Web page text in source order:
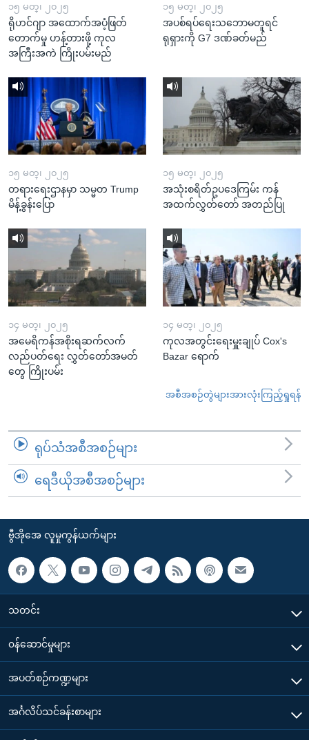
၁၅ မတ္၊ ၂၀၂၅
ရိုဟင်ဂျာ အထောက်အပံ့ဖြတ်
တောက်မှု ဟန့်တားဖို့ ကုလ
အကြီးအကဲ ကြိုးပမ်းမည်
၁၅ မတ္၊ ၂၀၂၅
အပစ်ရပ်ရေးသဘောမတူရင်
ရုရှားကို G7 ဒဏ်ခတ်မည်
၁၅ မတ္၊ ၂၀၂၅
တရားရေးဌာနမှာ သမ္မတ Trump
မိန့်ခွန်းပြော
၁၅ မတ္၊ ၂၀၂၅
အသုံးစရိတ်ဥပဒေကြမ်း ကန်
အထက်လွှတ်တော် အတည်ပြု
၁၄ မတ္၊ ၂၀၂၅
အမေရိကန်အစိုးရဆက်လက်
လည်ပတ်ရေး လွှတ်တော်အမတ်
တွေ ကြိုးပမ်း
၁၄ မတ္၊ ၂၀၂၅
ကုလအတွင်းရေးမှူးချုပ် Cox's
Bazar ရောက်
အစီအစဉ်တွဲများအားလုံးကြည့်ရှုရန်
ရုပ်သံအစီအစဉ်များ
ရေဒီယိုအစီအစဉ်များ
ဗွီအိုအေ လူမှုကွန်ယက်များ
သတင်း
၀န်ဆောင်မှုများ
အပတ်စဉ်ကဏ္ဍများ
အင်္ဂလိပ်သင်ခန်းစာများ